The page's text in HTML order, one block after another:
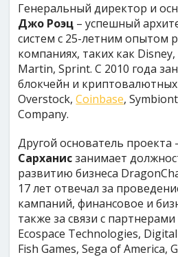
Генеральный директор и
Джо Роэц – успешный
систем с 25-летним опытом
компаниях, таких как
Martin, Sprint. С 2010 года
блокчейн и
Overstock,Coinbase,
Company.
Другой основатель проекта
Сарханисзанимает
развитию бизнеса
17 лет отвечал за
кампаний, финансовое и
также за связи с
Ecospace Technologies,
Fish Games, Sega of America,